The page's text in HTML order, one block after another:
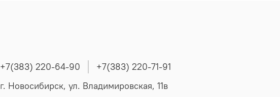
+7(383) 220-64-90
+7(383) 220-71-91
г. Новосибирск, ул. Владимировская, 11в